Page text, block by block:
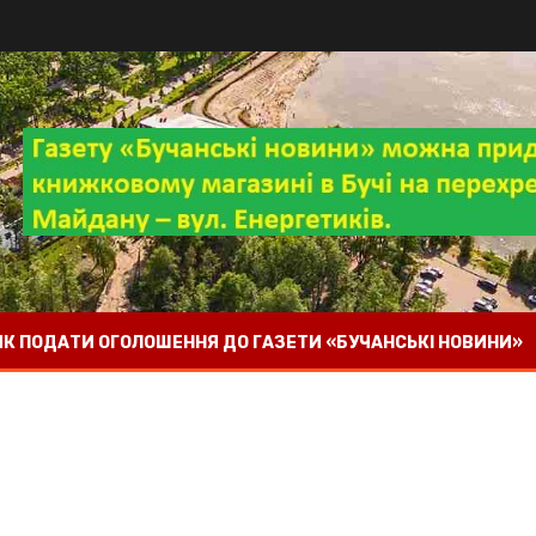
ПОДАТИ ОГОЛОШЕННЯ ДО ГАЗЕТИ «БУЧАНСЬКІ НОВИНИ»